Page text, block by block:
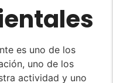
es uno de los
uno de los
actividad y uno